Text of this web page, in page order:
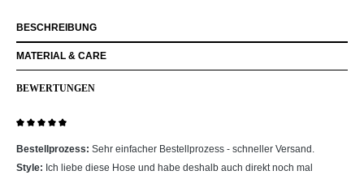
BESCHREIBUNG
MATERIAL & CARE
BEWERTUNGEN
Bestellprozess: Sehr einfacher Bestellprozess - schneller Versand.
Style: Ich liebe diese Hose und habe deshalb auch direkt noch mal